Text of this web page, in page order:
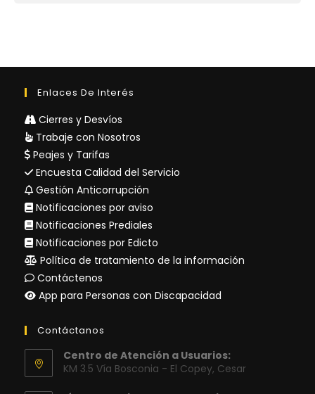
Enlaces De Interés
Cierres y Desvíos
Trabaje con Nosotros
Peajes y Tarifas
Encuesta Calidad del Servicio
Gestión Anticorrupción
Notificaciones por aviso
Notificaciones Prediales
Notificaciones por Edicto
Política de tratamiento de la información
Contáctenos
App para Personas con Discapacidad
Contáctanos
Centro de Atención a Usuarios:
KM 3.5 Vía Bosconia - El Copey, Cesar